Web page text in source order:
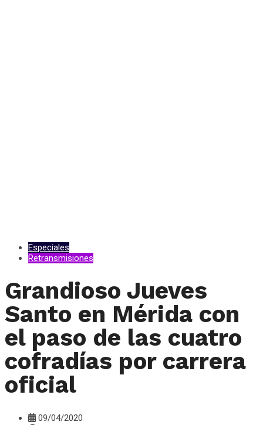
Especiales
Retransmisiones
Grandioso Jueves
Santo en Mérida con
el paso de las cuatro
cofradías por carrera
oficial
09/04/2020